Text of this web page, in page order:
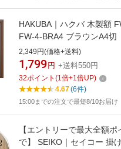
HAKUBA｜ハクバ 木製額
FW-4-BRA4 ブラウンA4切
2,349円(価格+送料)
1,799 円 +送料550円
32ポイント (1倍+1倍UP)
4.67(6件)
15:00までの注文で最短8/10お届け
【エントリーで最大全額
で】 SEIKO｜セイコー 掛